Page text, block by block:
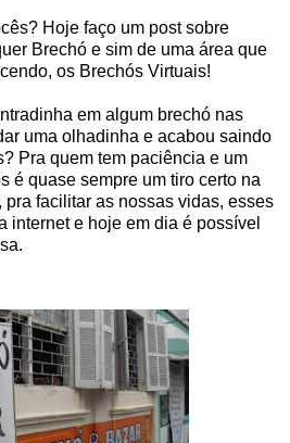
Hoje faço um post sobre
Brechó e sim de uma área que
os Brechós Virtuais!
em algum brechó nas
uma olhadinha e acabou saindo
Pra quem tem paciência e um
é quase sempre um tiro certo na
pra facilitar as nossas vidas, esses
internet e hoje em dia é possível